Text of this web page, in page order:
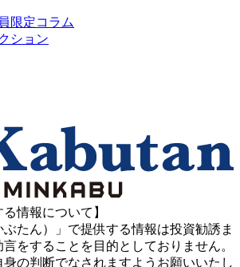
限定コラム
ション
情報について】
たん）」で提供する情報は投資勧誘ま
をすることを目的としておりません。
の判断でなされますようお願いいたし